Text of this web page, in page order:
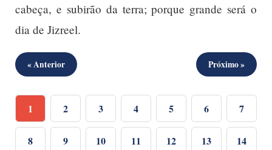
cabeça, e subirão da terra; porque grande será o
dia de Jizreel.
« Anterior Próximo »
1 2 3 4 5 6 7
8 9 10 11 12 13 14